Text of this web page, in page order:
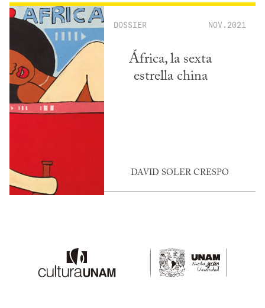
DOSSIER NOV.2021
África, la sexta
estrella china
DAVID SOLER CRESPO